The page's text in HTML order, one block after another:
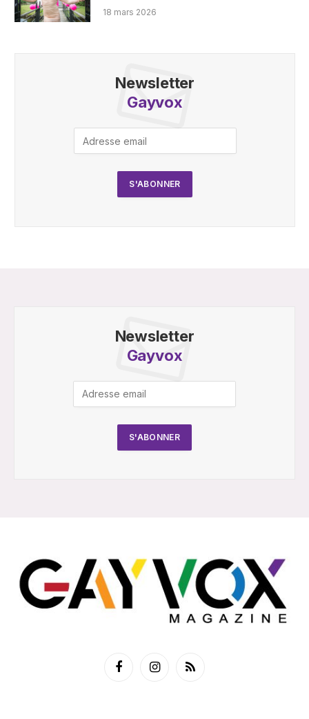
18 mars 2026
Newsletter
Gayvox
Newsletter
Gayvox
FacebookInstagramRSS